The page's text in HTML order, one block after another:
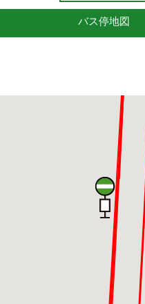
バス停地図